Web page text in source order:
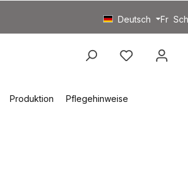
Deutsch Fr
Du hast
Produktion Pflegehinweise